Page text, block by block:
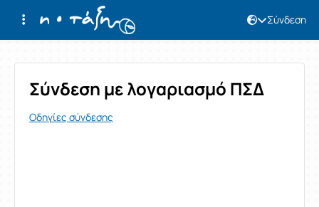
Σύνδεση
Σύνδεση
Σύνδεση με λογαριασμό ΠΣΔ
Οδηγίες σύνδεσης